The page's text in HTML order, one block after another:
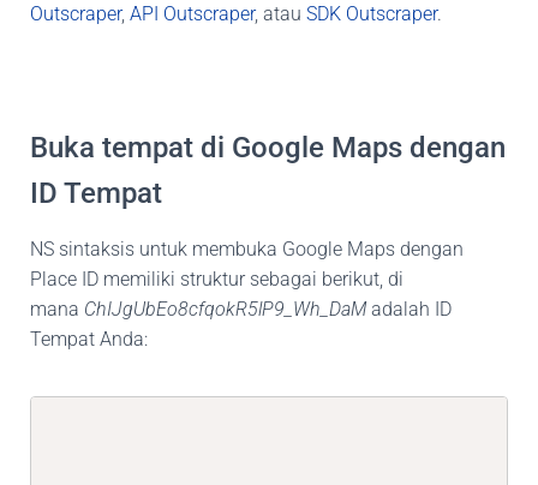
Outscraper, API Outscraper, atau SDK Outscraper.
Buka tempat di Google Maps dengan
ID Tempat
NS sintaksis untuk membuka Google Maps dengan
Place ID memiliki struktur sebagai berikut, di
mana ChIJgUbEo8cfqokR5lP9_Wh_DaM adalah ID
Tempat Anda: